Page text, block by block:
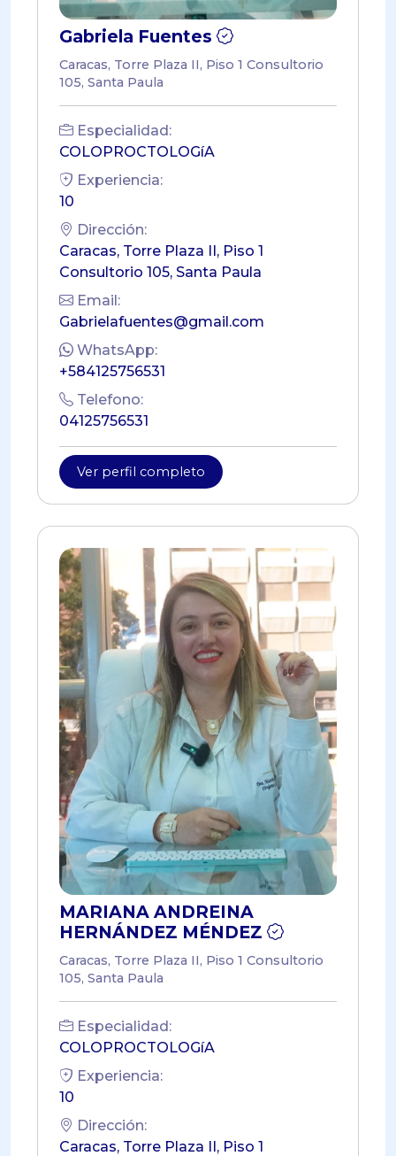
Gabriela Fuentes
Caracas, Torre Plaza II, Piso 1 Consultorio
105, Santa Paula
Especialidad:
COLOPROCTOLOGíA
Experiencia:
10
Dirección:
Caracas, Torre Plaza II, Piso 1
Consultorio 105, Santa Paula
Email:
Gabrielafuentes@gmail.com
WhatsApp:
+584125756531
Telefono:
04125756531
Ver perfil completo
MARIANA ANDREINA
HERNÁNDEZ MÉNDEZ
Caracas, Torre Plaza II, Piso 1 Consultorio
105, Santa Paula
Especialidad:
COLOPROCTOLOGíA
Experiencia:
10
Dirección:
Caracas, Torre Plaza II, Piso 1